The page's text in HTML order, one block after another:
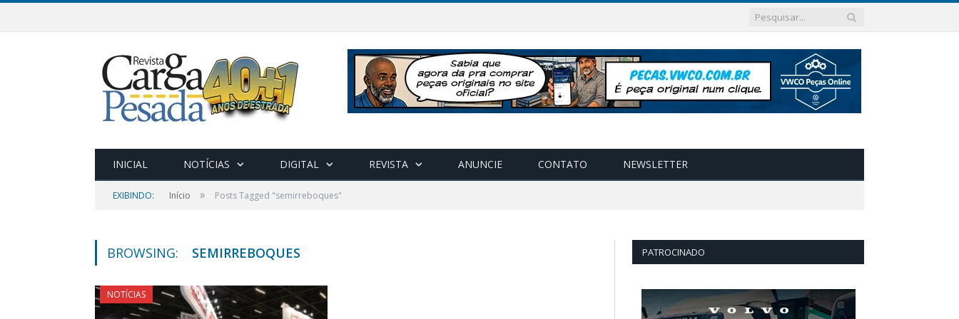
INICIAL NOTÍCIAS DIGITAL REVISTA ANUNCIE CONTATO NEWSLETTER
EXIBINDO: Início » Posts Tagged "semirreboques"
BROWSING: SEMIRREBOQUES
NOTÍCIAS
PATROCINADO